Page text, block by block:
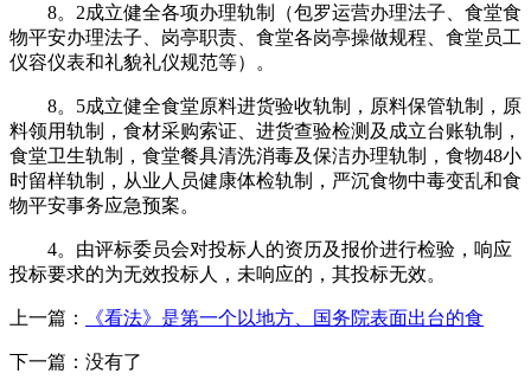
8。2成立健全各项办理轨制（包罗运营办理法子、食堂食
物平安办理法子、岗亭职责、食堂各岗亭操做规程、食堂员工
仪容仪表和礼貌礼仪规范等）。
8。5成立健全食堂原料进货验收轨制，原料保管轨制，原
料领用轨制，食材采购索证、进货查验检测及成立台账轨制，
食堂卫生轨制，食堂餐具清洗消毒及保洁办理轨制，食物48小
时留样轨制，从业人员健康体检轨制，严沉食物中毒变乱和食
物平安事务应急预案。
4。由评标委员会对投标人的资历及报价进行检验，响应
投标要求的为无效投标人，未响应的，其投标无效。
上一篇： 《看法》是第一个以地方、国务院表面出台的食
下一篇：没有了